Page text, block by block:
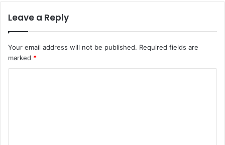
Leave a Reply
Your email address will not be published. Required fields are
marked *